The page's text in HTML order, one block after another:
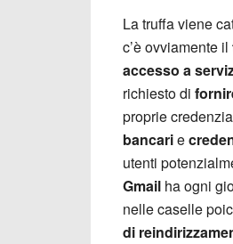
La truffa viene
c’è ovviamente il
accesso a
richiesto di
proprie
bancarie
utenti
Gmail ha ogni
nelle caselle
di